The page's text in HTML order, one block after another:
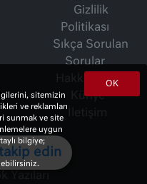
Gizlilik
Politikası
Sıkça Sorulan
Sorular
Hakkımızda
Künye
OK
sitemizin
ve reklamları
sunmak ve site
uygun
bilgiye;
edin